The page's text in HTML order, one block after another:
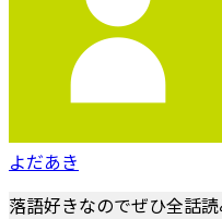
よだあき
落語好きなのでぜひ全話